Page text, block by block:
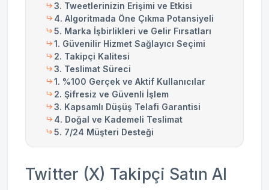
3. Tweetlerinizin Erişimi ve Etkisi
4. Algoritmada Öne Çıkma Potansiyeli
5. Marka İşbirlikleri ve Gelir Fırsatları
1. Güvenilir Hizmet Sağlayıcı Seçimi
2. Takipçi Kalitesi
3. Teslimat Süreci
1. %100 Gerçek ve Aktif Kullanıcılar
2. Şifresiz ve Güvenli İşlem
3. Kapsamlı Düşüş Telafi Garantisi
4. Doğal ve Kademeli Teslimat
5. 7/24 Müşteri Desteği
Twitter (X) Takipçi Satın Al